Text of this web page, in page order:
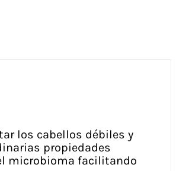
los cabellos débiles y
propiedades
microbioma facilitando